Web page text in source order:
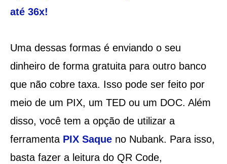
até 36x!
Uma dessas formas é enviando o seu
dinheiro de forma gratuita para outro banco
que não cobre taxa. Isso pode ser feito por
meio de um PIX, um TED ou um DOC. Além
disso, você tem a opção de utilizar a
ferramenta PIX Saqueno Nubank. Para isso,
basta fazer a leitura do QR Code,